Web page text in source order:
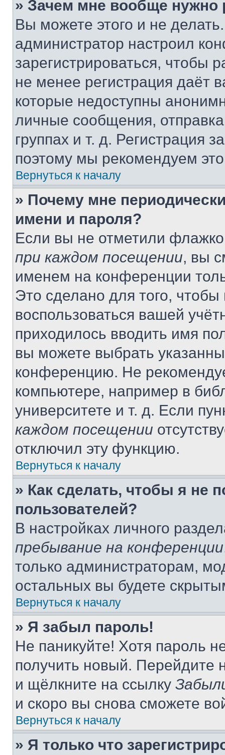
» Зачем мне вообще нужно
Вы можете этого и не
администратор настроил
зарегистрироваться, чтобы
не менее регистрация даёт
которые недоступны
личные сообщения,
группах и т. д. Регистрация
поэтому мы рекомендуем
Вернуться к началу
» Почему мне
имени и пароля?
Если вы не отметили
при каждом посещении, вы
именем на конференции
Это сделано для того, чтобы
воспользоваться вашей
приходилось вводить имя
вы можете выбрать
конференцию. Не
компьютере, например в
университете и т. д. Если
каждом посещении
отключил эту функцию.
Вернуться к началу
» Как сделать, чтобы я не
пользователей?
В настройках личного
пребывание на конференции
только администраторам,
остальных вы будете
Вернуться к началу
» Я забыл пароль!
Не паникуйте! Хотя пароль
получить новый. Перейдите
и щёлкните на ссылку
и скоро вы снова сможете
Вернуться к началу
» Я только что